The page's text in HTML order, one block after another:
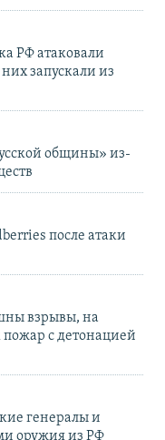
РФ атаковали
запускали из
общины» из-
после атаки
взрывы, на
пожар с детонацией
генералы и
оружия из РФ